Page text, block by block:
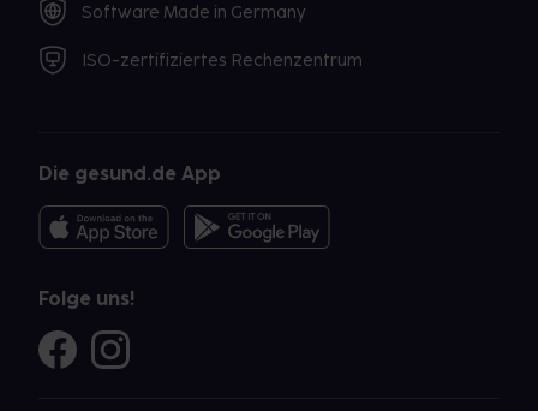
Software Made in Germany
ISO-zertifiziertes Rechenzentrum
Die gesund.de App
Folge uns!